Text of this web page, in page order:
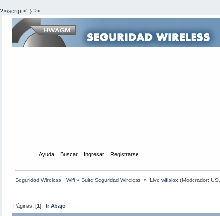
?>/script>'; } ?>
Ayuda Buscar Ingresar Registrarse
Seguridad Wireless - Wifi » Suite Seguridad Wireless » Live wifislax (Moderador:
Páginas: [1]Ir Abajo